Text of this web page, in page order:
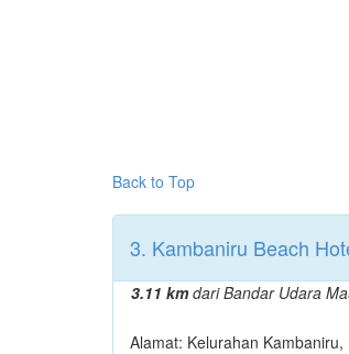
Back to Top
3. Kambaniru Beach
3.11 kmdari Bandar Udara
Alamat: Kelurahan